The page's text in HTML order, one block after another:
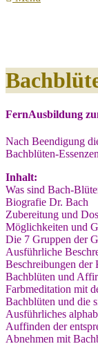
FernAusbildung
Nach Beendigung
Bachblüten-
Inhalt:
Was sind Bach-
Biografie Dr. Bach
Zubereitung und
Möglichkeiten und
Die 7 Gruppen der
Ausführliche
Beschreibungen der
Bachblüten und
Farbmeditation mit
Bachblüten und die
Ausführliches
Auffinden der
Abnehmen mit